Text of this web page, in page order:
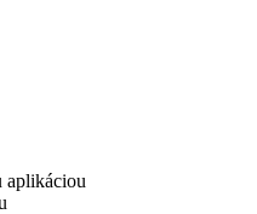
aplikáciou